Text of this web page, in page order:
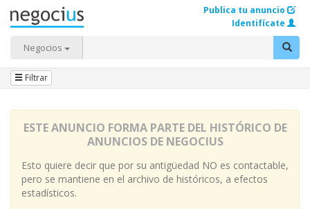
Negocios
Publica tu anuncio
Identifícate
Filtrar
ESTE ANUNCIO FORMA PARTE DEL HISTÓRICO DE
ANUNCIOS DE NEGOCIUS
Esto quiere decir que por su antigüedad NO es contactable,
pero se mantiene en el archivo de históricos, a efectos
estadísticos.